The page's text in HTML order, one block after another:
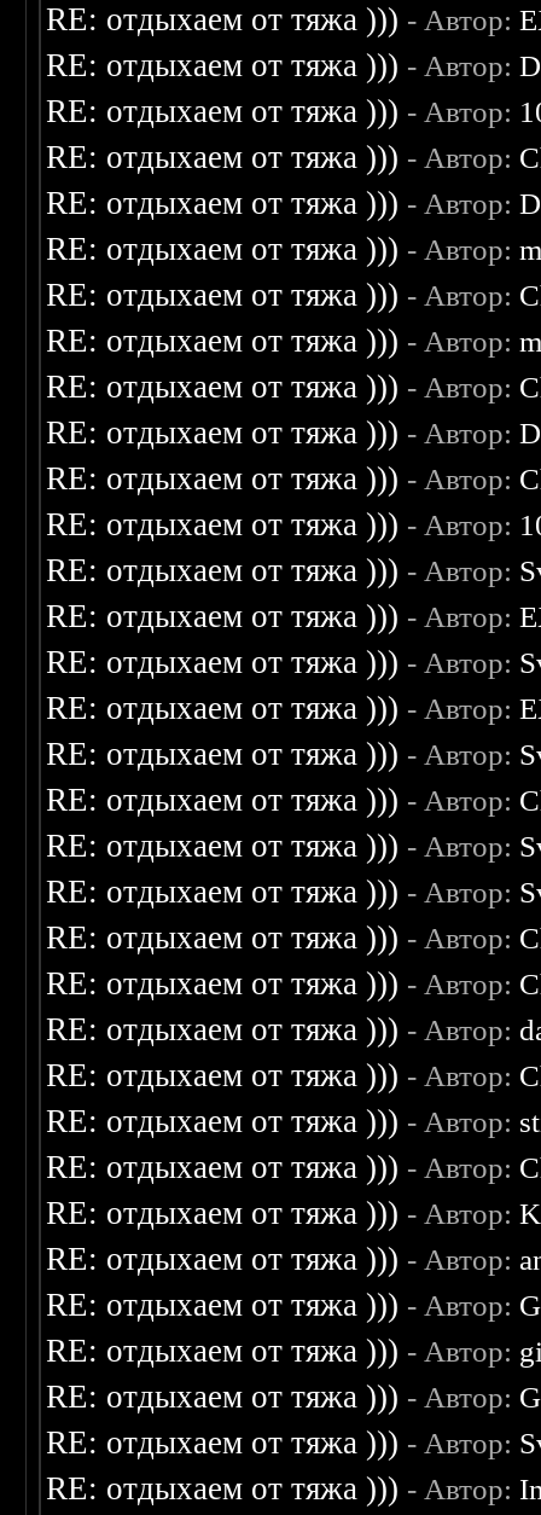
RE: отдыхаем от тяжа ))) - Автор:
RE: отдыхаем от тяжа ))) - Автор:
RE: отдыхаем от тяжа ))) - Автор:
RE: отдыхаем от тяжа ))) - Автор:
RE: отдыхаем от тяжа ))) - Автор:
RE: отдыхаем от тяжа ))) - Автор:
RE: отдыхаем от тяжа ))) - Автор:
RE: отдыхаем от тяжа ))) - Автор:
RE: отдыхаем от тяжа ))) - Автор:
RE: отдыхаем от тяжа ))) - Автор:
RE: отдыхаем от тяжа ))) - Автор:
RE: отдыхаем от тяжа ))) - Автор:
RE: отдыхаем от тяжа ))) - Автор:
RE: отдыхаем от тяжа ))) - Автор:
RE: отдыхаем от тяжа ))) - Автор:
RE: отдыхаем от тяжа ))) - Автор:
RE: отдыхаем от тяжа ))) - Автор:
RE: отдыхаем от тяжа ))) - Автор:
RE: отдыхаем от тяжа ))) - Автор:
RE: отдыхаем от тяжа ))) - Автор:
RE: отдыхаем от тяжа ))) - Автор:
RE: отдыхаем от тяжа ))) - Автор:
RE: отдыхаем от тяжа ))) - Автор:
RE: отдыхаем от тяжа ))) - Автор:
RE: отдыхаем от тяжа ))) - Автор:
RE: отдыхаем от тяжа ))) - Автор:
RE: отдыхаем от тяжа ))) - Автор:
RE: отдыхаем от тяжа ))) - Автор:
RE: отдыхаем от тяжа ))) - Автор:
RE: отдыхаем от тяжа ))) - Автор:
RE: отдыхаем от тяжа ))) - Автор:
RE: отдыхаем от тяжа ))) - Автор:
RE: отдыхаем от тяжа ))) - Автор: